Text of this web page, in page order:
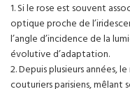
1. Si le rose est souvent
optique proche de
l’angle d’incidence de la
évolutive d’adaptation.
2. Depuis plusieurs années,
couturiers parisiens, mêlant